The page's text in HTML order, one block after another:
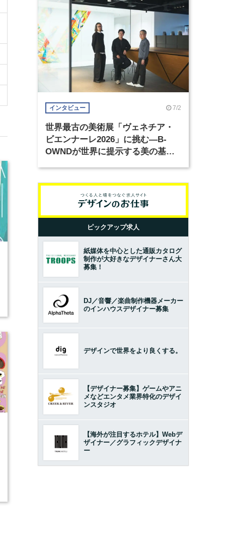
インタビュー 7/2
世界最古の美術展「ヴェネチア・
ビエンナーレ2026」に挑む―B-
OWNDが世界に提示する美の基準
ピックアップ求人
紙媒体を中心とした通販カタログ
制作が大好きなデザイナーさん大
募集！
DJ／音響／楽曲制作機器メーカー
のインハウスデザイナー募集
デザインで世界をより良くする。
【デザイナー募集】ゲームやアニ
メなどエンタメ業界特化のデザイ
ンスタジオ
【海外が注目するホテル】Webデ
ザイナー／グラフィックデザイナ
ー